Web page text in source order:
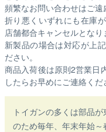
頻繁なお問い合わせはご遠
折り悪くいずれにも在庫
店舗都合キャンセルとなり
新製品の場合は対応が上
ださい。
商品入荷後は原則2営業日
したらお早めにご連絡くだ
トイガンの多くは部品
のため毎年、年末年始